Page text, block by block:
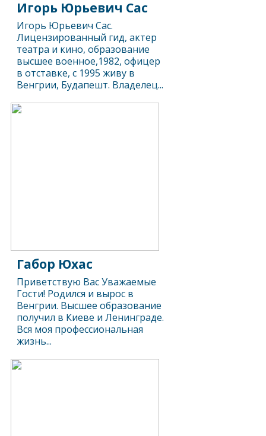
Игорь Юрьевич Сас
Игорь Юрьевич Сас.
Лицензированный гид, актер
театра и кино, образование
высшее военное,1982, офицер
в отставке, с 1995 живу в
Венгрии, Будапешт. Владелец...
Габор Юхас
Приветствую Вас Уважаемые
Гости! Родился и вырос в
Венгрии. Высшее образование
получил в Киеве и Ленинграде.
Вся моя профессиональная
жизнь...